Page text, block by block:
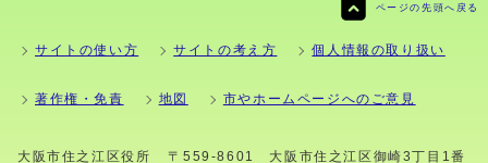
ページの先頭へ戻る
サイトの使い方 サイトの考え方 個人情報の取り扱い
著作権・免責 地図 市やホームページへのご意見
大阪市住之江区役所 〒559-8601 大阪市住之江区御崎3丁目1番